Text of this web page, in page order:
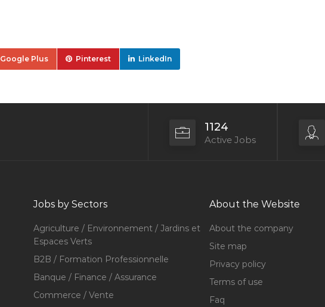
Google Plus Pinterest LinkedIn
1124
Active Jobs
Jobs by Sectors
Agriculture / Environnement / Jardins et
Espaces Verts
B2B / Formation Professionnelle
Banque / Finance / Assurance
Commerce / Vente
About the Website
About the company
Site map
Privacy policy
Terms of use
Faq